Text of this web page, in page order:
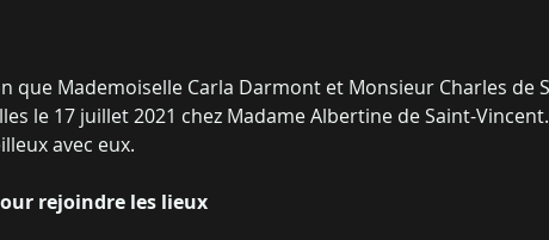
que Mademoiselle Carla Darmont et Monsieur Charles de
le 17 juillet 2021 chez Madame Albertine de Saint-Vincent.
avec eux.
rejoindre les lieux